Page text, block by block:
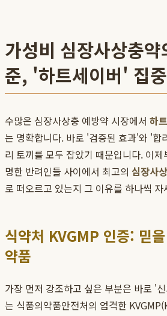
가성비 심장사상충약
준, '하트세이버' 집
수많은 심장사상충 예방약 시장에서 하
는 명확합니다. 바로 '검증된 효과'와 '합
리 토끼를 모두 잡았기 때문입니다. 이제
명한 반려인들 사이에서 최고의 심장사
로 떠오르고 있는지 그 이유를 하나씩
식약처 KVGMP 인증: 믿
약품
가장 먼저 강조하고 싶은 부분은 바로 '
는 식품의약품안전처의 엄격한